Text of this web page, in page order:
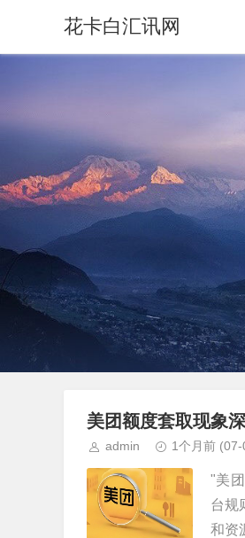
花卡白汇讯网
美团额度套取现象
admin 1个月前 (07-
"美
台规
和资